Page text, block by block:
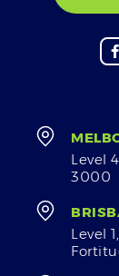
Level
3000
Level